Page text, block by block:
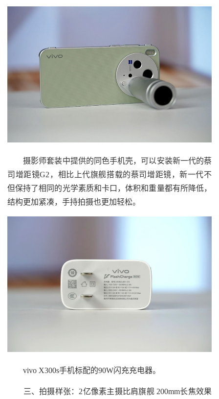
摄影师套装中提供的同色手机壳，可以安装新一代的蔡
司增距镜G2，相比上代旗舰搭载的蔡司增距镜，新一代不
但保持了相同的光学素质和卡口，体积和重量都有所降低，
结构更加紧凑，手持拍摄也更加轻松。
vivo X300s手机标配的90W闪充充电器。
三、拍摄样张：2亿像素主摄比肩旗舰 200mm长焦效果